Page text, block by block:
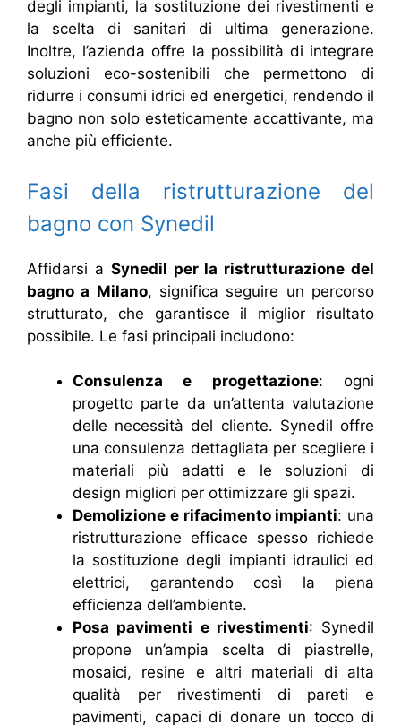
degli impianti, la sostituzione dei rivestimenti e
la scelta di sanitari di ultima generazione.
Inoltre, l’azienda offre la possibilità di integrare
soluzioni eco-sostenibili che permettono di
ridurre i consumi idrici ed energetici, rendendo il
bagno non solo esteticamente accattivante, ma
anche più efficiente.
Fasi della ristrutturazione del
bagno con Synedil
Affidarsi a Synedil per la ristrutturazione del
bagno a Milano, significa seguire un percorso
strutturato, che garantisce il miglior risultato
possibile. Le fasi principali includono:
Consulenza e progettazione: ogni
progetto parte da un’attenta valutazione
delle necessità del cliente. Synedil offre
una consulenza dettagliata per scegliere i
materiali più adatti e le soluzioni di
design migliori per ottimizzare gli spazi.
Demolizione e rifacimento impianti: una
ristrutturazione efficace spesso richiede
la sostituzione degli impianti idraulici ed
elettrici, garantendo così la piena
efficienza dell’ambiente.
Posa pavimenti e rivestimenti: Synedil
propone un’ampia scelta di piastrelle,
mosaici, resine e altri materiali di alta
qualità per rivestimenti di pareti e
pavimenti, capaci di donare un tocco di